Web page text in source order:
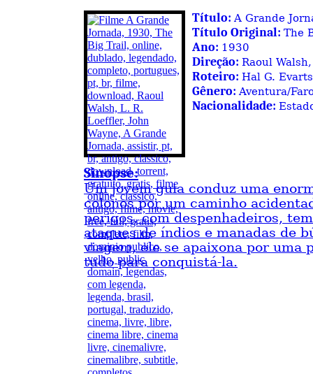
Título:A Grande
Título Original: The
Ano: 1930
Direção: Raoul
Roteiro: Hal G. Evarts
Gênero:Aventura/
Nacionalidade:
Sinopse:
Um jovem guia conduz uma
colonos por um caminho
perigos, com despenhadeiros,
ataques de índios e manadas de
viagem, ele se apaixona por uma
tudo para conquistá-la.